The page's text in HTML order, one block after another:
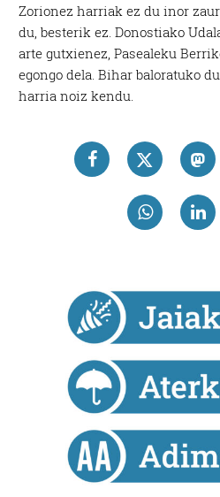
Zorionez harriak ez du inor
du, besterik ez. Donostiako
arte gutxienez, Pasealeku
egongo dela. Bihar baloratuko
harria noiz kendu.